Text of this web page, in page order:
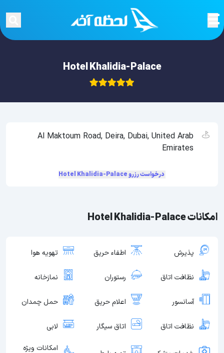
Hotel Khalidia-Palace
امکانات Hotel Khalidia-Palace
پذیرش اطفاء حریق تهویه هوا
نظافت اتاق رستوران نمازخانه
آسانسور اعلام حریق حمل چمدان
نظافت اتاق اتاق سیگار لابی
امکانات ویژه
Al Maktoum Road, Deira, Dubai, United Arab
Emirates
درخواست رزرو Hotel Khalidia-Palace